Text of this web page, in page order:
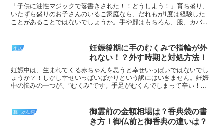
「子供に油性マジックで落書きされた！！どうしよう！」育ち盛り、
いたずら盛りのお子さんのいるご家庭なら、だれもが1度は経験した
ことがあることではないでしょうか。手や顔はもちろん、服、カバ
生活
妊娠後期に手のむくみで指輪が外
れない！？外す時期と対処方法！
妊娠中は、生まれてくる赤ちゃんを思うと幸せいっぱいではないでし
ょうか？！しかし幸せいっぱいばかりという訳にはいきません。妊娠
中の悩みの一つが、“むくみ”です。手足がむくんでしまって辛い！と
暮しの知恵
御霊前の金額相場は？香典袋の書
き方！御仏前と御香典の違いは？